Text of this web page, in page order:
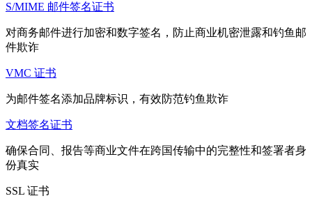
S/MIME 邮件签名证书
对商务邮件进行加密和数字签名，防止商业机密泄露和钓鱼邮
件欺诈
VMC 证书
为邮件签名添加品牌标识，有效防范钓鱼欺诈
文档签名证书
确保合同、报告等商业文件在跨国传输中的完整性和签署者身
份真实
SSL 证书